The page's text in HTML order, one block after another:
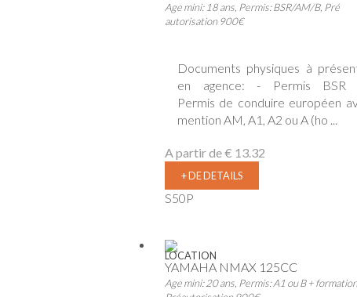
Age mini: 18 ans, Permis: BSR/AM/B, Pré
autorisation 900€
Documents physiques à
en agence: - Permis BSR
Permis de conduire européen
mention AM, A1, A2 ou A (ho ...
A partir de€ 13.32
+ DE DETAILS
S50P
LOCATION
YAMAHA NMAX 125CC
Age mini: 20 ans, Permis: A1 ou B +